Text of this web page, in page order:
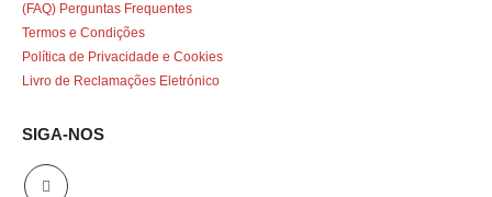
(FAQ) Perguntas Frequentes
Termos e Condições
Política de Privacidade e Cookies
Livro de Reclamações Eletrónico
SIGA-NOS